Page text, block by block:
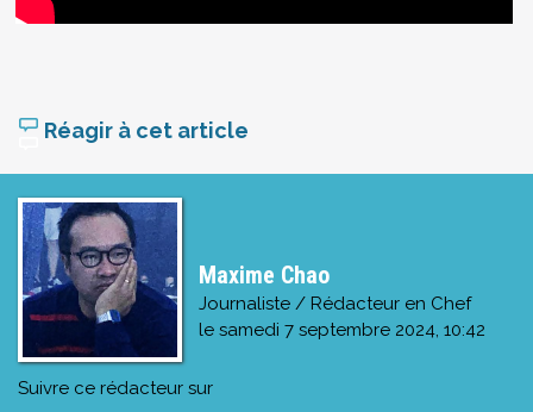
Réagir à cet article
Maxime Chao
Journaliste / Rédacteur en Chef
le samedi 7 septembre 2024, 10:42
Suivre ce rédacteur sur